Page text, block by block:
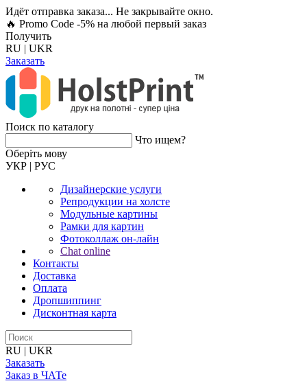
Идёт отправка заказа... Не закрывайте окно.
🔥 Promo Code -5% на любой первый заказ
Получить
RU | UKR
Заказать
Поиск по каталогу
Что ищем?
Оберiть мову
УКР | РУС
Дизайнерские услуги
Репродукции на холсте
Модульные картины
Рамки для картин
Фотоколлаж он-лайн
Chat online
Контакты
Доставка
Оплата
Дропшиппинг
Дисконтная карта
RU | UKR
Заказать
Заказ в ЧАТе